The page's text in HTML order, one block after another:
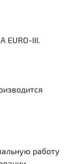
EURO-III.
работу